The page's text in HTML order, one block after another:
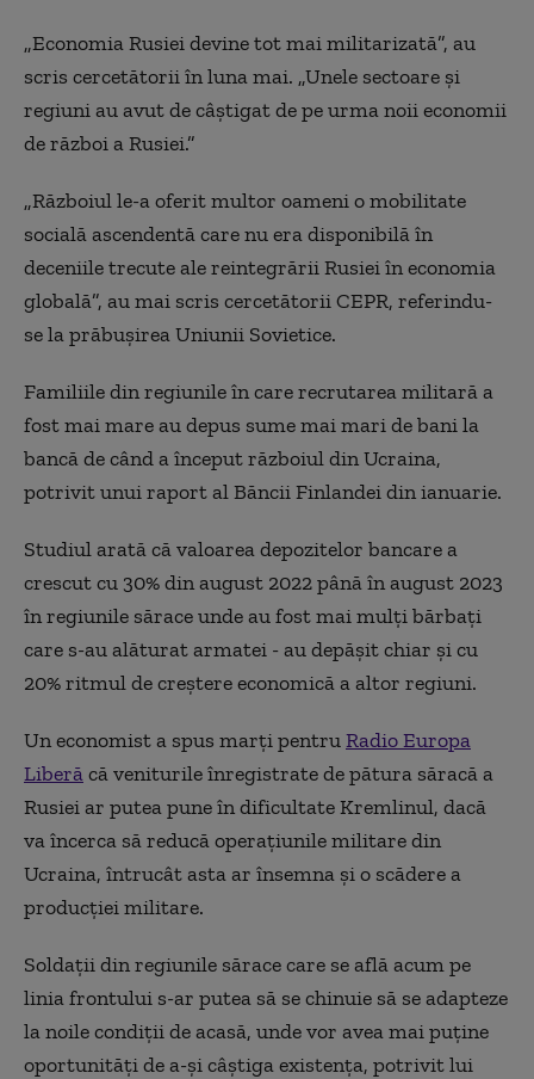
„Economia Rusiei devine tot mai militarizată”, au
scris cercetătorii în luna mai. „Unele sectoare și
regiuni au avut de câștigat de pe urma noii economii
de război a Rusiei.”
„Războiul le-a oferit multor oameni o mobilitate
socială ascendentă care nu era disponibilă în
deceniile trecute ale reintegrării Rusiei în economia
globală”, au mai scris cercetătorii CEPR, referindu-
se la prăbușirea Uniunii Sovietice.
Familiile din regiunile în care recrutarea militară a
fost mai mare au depus sume mai mari de bani la
bancă de când a început războiul din Ucraina,
potrivit unui raport al Băncii Finlandei din ianuarie.
Studiul arată că valoarea depozitelor bancare a
crescut cu 30% din august 2022 până în august 2023
în regiunile sărace unde au fost mai mulți bărbați
care s-au alăturat armatei - au depășit chiar și cu
20% ritmul de creștere economică a altor regiuni.
Un economist a spus marți pentruRadio Europa
Liberăcă veniturile înregistrate de pătura săracă a
Rusiei ar putea pune în dificultate Kremlinul, dacă
va încerca să reducă operațiunile militare din
Ucraina, întrucât asta ar însemna și o scădere a
producției militare.
Soldații din regiunile sărace care se află acum pe
linia frontului s-ar putea să se chinuie să se adapteze
la noile condiții de acasă, unde vor avea mai puține
oportunități de a-și câștiga existența, potrivit lui